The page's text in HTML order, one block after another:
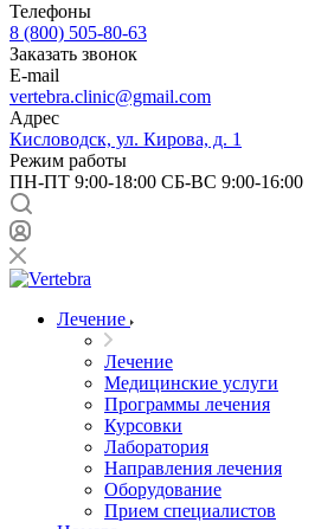
Телефоны
8 (800) 505-80-63
Заказать звонок
E-mail
vertebra.clinic@gmail.com
Адрес
Кисловодск, ул. Кирова, д. 1
Режим работы
ПН-ПТ 9:00-18:00 СБ-ВС 9:00-16:00
Лечение
Лечение
Медицинские услуги
Программы лечения
Курсовки
Лаборатория
Направления лечения
Оборудование
Прием специалистов